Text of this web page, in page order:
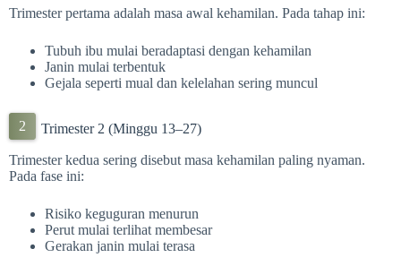
Trimester pertama adalah masa awal kehamilan. Pada tahap ini:
Tubuh ibu mulai beradaptasi dengan kehamilan
Janin mulai terbentuk
Gejala seperti mual dan kelelahan sering muncul
Trimester 2 (Minggu 13–27)
Trimester kedua sering disebut masa kehamilan paling nyaman.
Pada fase ini:
Risiko keguguran menurun
Perut mulai terlihat membesar
Gerakan janin mulai terasa